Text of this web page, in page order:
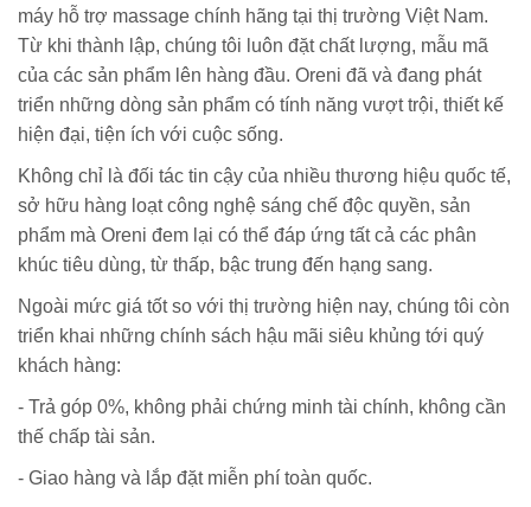
máy hỗ trợ massage chính hãng tại thị trường Việt Nam.
Từ khi thành lập, chúng tôi luôn đặt chất lượng, mẫu mã
của các sản phẩm lên hàng đầu. Oreni đã và đang phát
triển những dòng sản phẩm có tính năng vượt trội, thiết kế
hiện đại, tiện ích với cuộc sống.
Không chỉ là đối tác tin cậy của nhiều thương hiệu quốc tế,
sở hữu hàng loạt công nghệ sáng chế độc quyền, sản
phẩm mà Oreni đem lại có thể đáp ứng tất cả các phân
khúc tiêu dùng, từ thấp, bậc trung đến hạng sang.
Ngoài mức giá tốt so với thị trường hiện nay, chúng tôi còn
triển khai những chính sách hậu mãi siêu khủng tới quý
khách hàng:
- Trả góp 0%, không phải chứng minh tài chính, không cần
thế chấp tài sản.
- Giao hàng và lắp đặt miễn phí toàn quốc.